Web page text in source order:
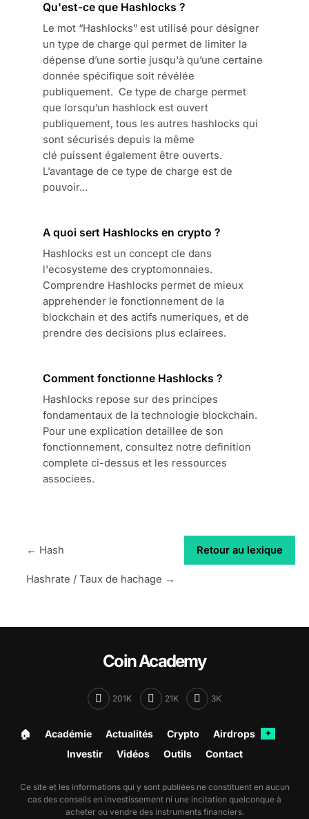
Qu'est-ce que Hashlocks ?
Le mot “Hashlocks” est utilisé pour désigner
un type de charge qui permet de limiter la
dépense d’une sortie jusqu'à qu’une certaine
donnée spécifique soit révélée
publiquement. Ce type de charge permet
que lorsqu’un hashlock est ouvert
publiquement, tous les autres hashlocks qui
sont sécurisés depuis la même
clé puissent également être ouverts.
L’avantage de ce type de charge est de
pouvoir...
A quoi sert Hashlocks en crypto ?
Hashlocks est un concept cle dans
l'ecosysteme des cryptomonnaies.
Comprendre Hashlocks permet de mieux
apprehender le fonctionnement de la
blockchain et des actifs numeriques, et de
prendre des decisions plus eclairees.
Comment fonctionne Hashlocks ?
Hashlocks repose sur des principes
fondamentaux de la technologie blockchain.
Pour une explication detaillee de son
fonctionnement, consultez notre definition
complete ci-dessus et les ressources
associees.
← Hash Retour au lexique
Hashrate / Taux de hachage →
Coin Academy
201K 21K 3K
🏠︎ Académie Actualités Crypto Airdrops ✦
Investir Vidéos Outils Contact
Ce site et les informations qui y sont publiées ne constituent en aucun
cas des conseils en investissement ni une incitation quelconque à
acheter ou vendre des instruments financiers.